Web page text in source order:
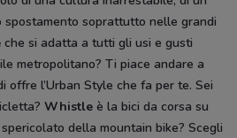
spostamento soprattutto nelle grandi
che si adatta a tutti gli usi e gusti
metropolitano? Ti piace andare a
offre l’Urban Style che fa per te. Sei
Whistle è la bici da corsa su
della mountain bike? Scegli